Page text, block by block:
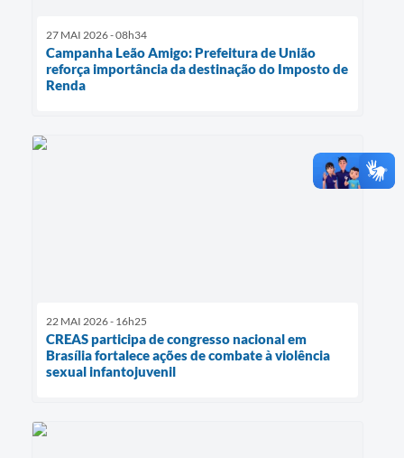
27 MAI 2026 - 08h34
Campanha Leão Amigo: Prefeitura de União
reforça importância da destinação do Imposto de
Renda
22 MAI 2026 - 16h25
CREAS participa de congresso nacional em
Brasília fortalece ações de combate à violência
sexual infantojuvenil